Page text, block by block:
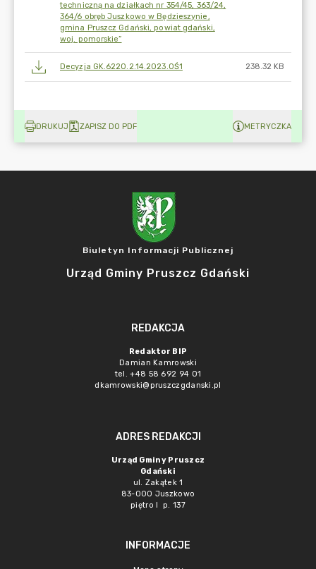
techniczną na działkach nr 354/45, 363/24,
364/6 obręb Juszkowo w Będzieszynie,
gmina Pruszcz Gdański, powiat gdański,
woj. pomorskie”
Decyzja GK.6220.2.14.2023.OŚ1 238.32 KB
DRUKUJ ZAPISZ DO PDF METRYCZKA
Biuletyn Informacji Publicznej
Urząd Gminy Pruszcz Gdański
REDAKCJA
Redaktor BIP
Damian Kamrowski
tel. +48 58 692 94 01
dkamrowski@pruszczgdanski.pl
ADRES REDAKCJI
Urząd Gminy Pruszcz
Gdański
ul. Zakątek 1
83-000 Juszkowo
piętro I p. 137
INFORMACJE